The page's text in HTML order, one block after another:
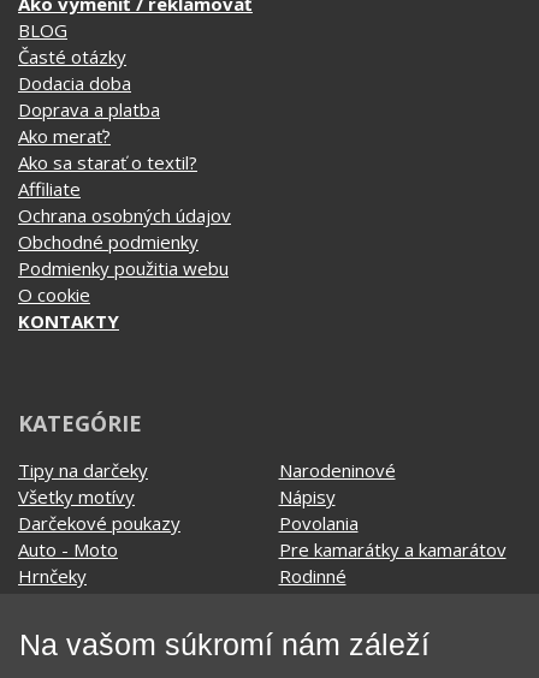
Dodacia doba
Doprava a platba
Ako merať?
Ako sa starať o textil?
Affiliate
Ochrana osobných údajov
Obchodné podmienky
Podmienky použitia webu
O cookie
KONTAKTY
Všetky motívy
Auto - Moto
Hrnčeky
Cestovanie
EKG - moje srdce bije
Evolúcia
Geek
Pre kamarátky a kamarátov
Rodinné
Sex
Športy
Školské
Vianoce a Veľká noc
Na vašom súkromí nám záleží